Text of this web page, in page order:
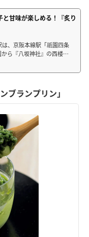
と甘味が楽しめる！『炙り
は、京阪本線駅「祇園四条
ら『八坂神社』の西楼門
ンションアップ！ お店の
ブランプリン」